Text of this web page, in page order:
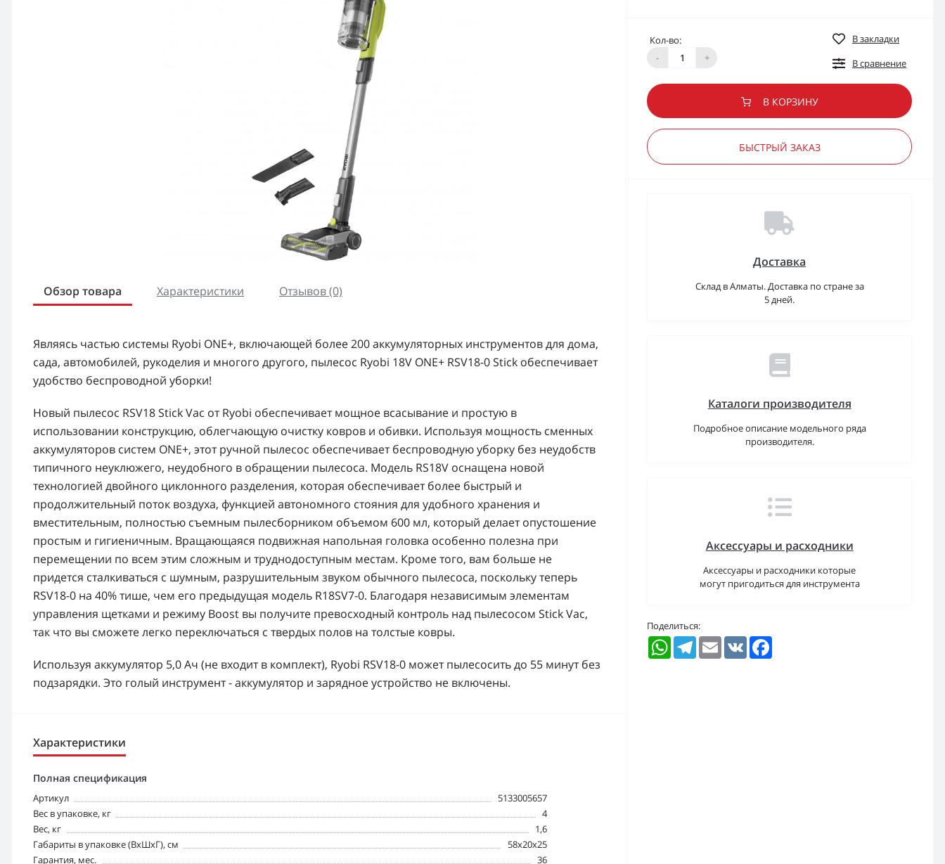
Обзор товара Характеристики Отзывов (0)
Являясь частью системы Ryobi ONE+, включающей более 200 аккумуляторных инструментов для дома,
сада, автомобилей, рукоделия и многого другого, пылесос Ryobi 18V ONE+ RSV18-0 Stick обеспечивает
удобство беспроводной уборки!
Новый пылесос RSV18 Stick Vac от Ryobi обеспечивает мощное всасывание и простую в
использовании конструкцию, облегчающую очистку ковров и обивки. Используя мощность сменных
аккумуляторов систем ONE+, этот ручной пылесос обеспечивает беспроводную уборку без неудобств
типичного неуклюжего, неудобного в обращении пылесоса. Модель RS18V оснащена новой
технологией двойного циклонного разделения, которая обеспечивает более быстрый и
продолжительный поток воздуха, функцией автономного стояния для удобного хранения и
вместительным, полностью съемным пылесборником объемом 600 мл, который делает опустошение
простым и гигиеничным. Вращающаяся подвижная напольная головка особенно полезна при
перемещении по всем этим сложным и труднодоступным местам. Кроме того, вам больше не
придется сталкиваться с шумным, разрушительным звуком обычного пылесоса, поскольку теперь
RSV18-0 на 40% тише, чем его предыдущая модель R18SV7-0. Благодаря независимым элементам
управления щетками и режиму Boost вы получите превосходный контроль над пылесосом Stick Vac,
так что вы сможете легко переключаться с твердых полов на толстые ковры.
Используя аккумулятор 5,0 Ач (не входит в комплект), Ryobi RSV18-0 может пылесосить до 55 минут без
подзарядки. Это голый инструмент - аккумулятор и зарядное устройство не включены.
Характеристики
Полная спецификация
Артикул
5133005657
Вес в упаковке, кг
4
Вес, кг
1,6
Габариты в упаковке (ВхШхГ), см
58x20x25
Гарантия, мес.
36
Кол-во:
-
+
В закладки
В сравнение
В КОРЗИНУ
БЫСТРЫЙ ЗАКАЗ
Доставка
Склад в Алматы. Доставка по стране за
5 дней.
Каталоги производителя
Подробное описание модельного ряда
производителя.
Аксессуары и расходники
Аксессуары и расходники которые
могут пригодиться для инструмента
Поделиться:
WhatsAppTelegramEmail VK